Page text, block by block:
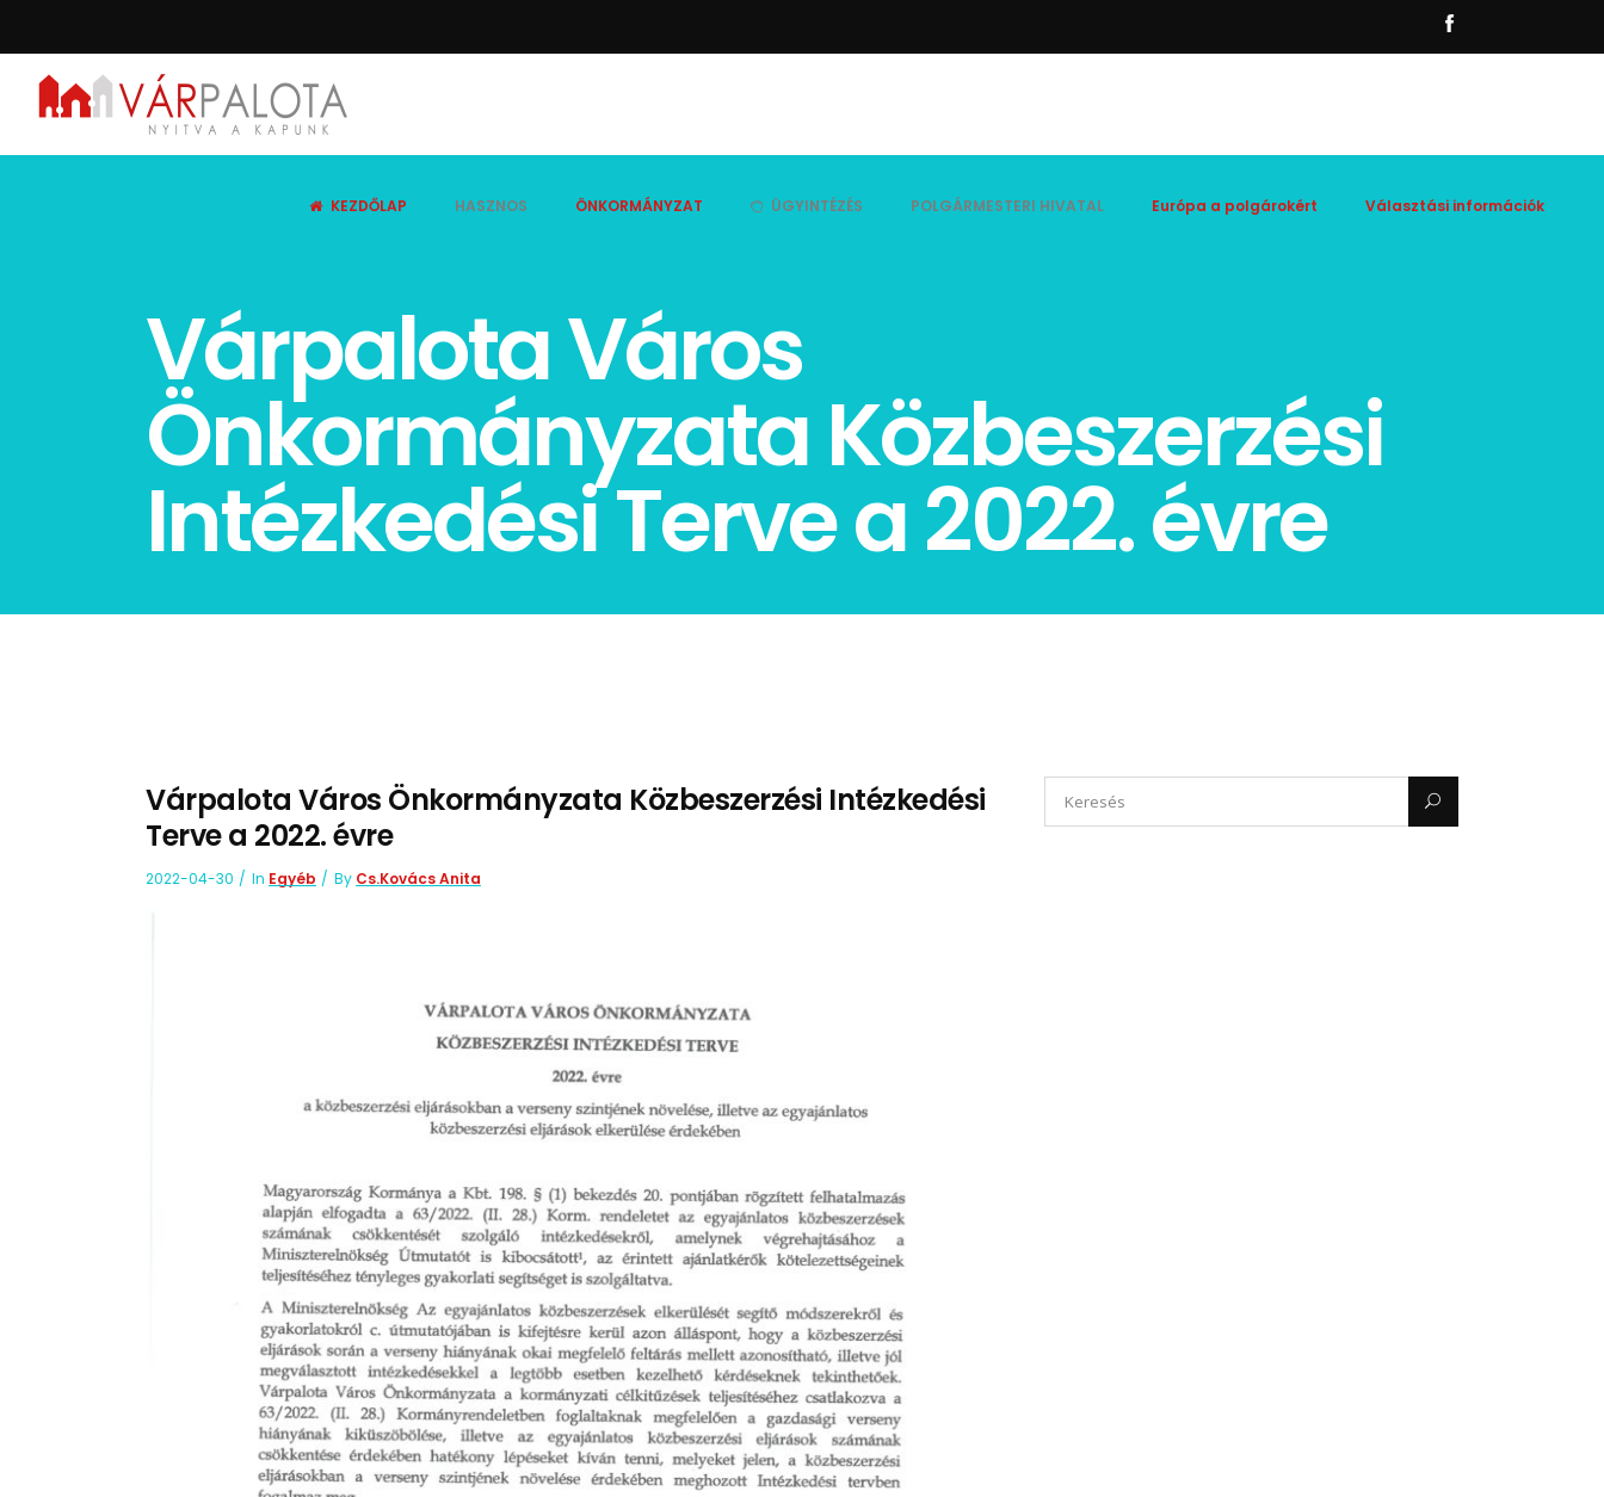
KEZDŐLAP HASZNOS ÖNKORMÁNYZAT ÜGYINTÉZÉS POLGÁRMESTERI HIVATAL Európa a polgárokért Választási információk
Várpalota Város
Önkormányzata Közbeszerzési
Intézkedési Terve a 2022. évre
Várpalota Város Önkormányzata Közbeszerzési Intézkedési
Terve a 2022. évre
2022-04-30 In Egyéb By Cs.Kovács Anita